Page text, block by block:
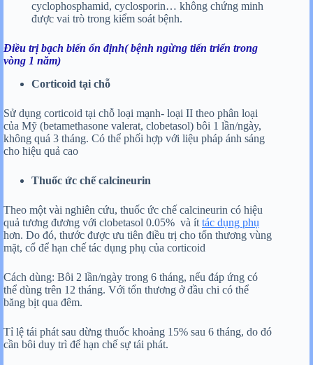
cyclophosphamid, cyclosporin… không chứng minh
được vai trò trong kiểm soát bệnh.
Điều trị bạch biến ổn định( bệnh ngừng tiến triển trong
vòng 1 năm)
Corticoid tại chỗ
Sử dụng corticoid tại chỗ loại mạnh- loại II theo phân loại
của Mỹ (betamethasone valerat, clobetasol) bôi 1 lần/ngày,
không quá 3 tháng. Có thể phối hợp với liệu pháp ánh sáng
cho hiệu quả cao
Thuốc ức chế calcineurin
Theo một vài nghiên cứu, thuốc ức chế calcineurin có hiệu
quả tương đương với clobetasol 0.05% và ít tác dụng phụ
hơn. Do đó, thước được ưu tiên điều trị cho tổn thương vùng
mặt, cổ để hạn chế tác dụng phụ của corticoid
Cách dùng: Bôi 2 lần/ngày trong 6 tháng, nếu đáp ứng có
thể dùng trên 12 tháng. Với tổn thương ở đầu chi có thể
băng bịt qua đêm.
Tỉ lệ tái phát sau dừng thuốc khoảng 15% sau 6 tháng, do đó
cần bôi duy trì để hạn chế sự tái phát.